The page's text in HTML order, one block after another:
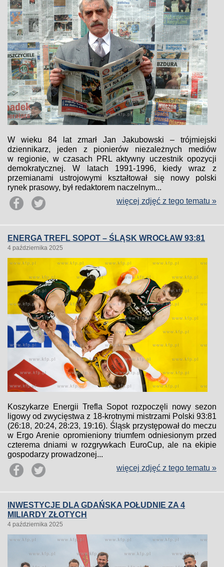
W wieku 84 lat zmarł Jan Jakubowski – trójmiejski
dziennikarz, jeden z pionierów niezależnych mediów
w regionie, w czasach PRL aktywny uczestnik opozycji
demokratycznej. W latach 1991-1996, kiedy wraz z
przemianami ustrojowymi kształtował się nowy polski
rynek prasowy, był redaktorem naczelnym...
więcej zdjęć z tego tematu »
ENERGA TREFL SOPOT – ŚLĄSK WROCŁAW 93:81
4 października 2025
Koszykarze Energii Trefla Sopot rozpoczęli nowy sezon
ligowy od zwycięstwa z 18-krotnymi mistrzami Polski 93:81
(26:18, 20:24, 28:23, 19:16). Śląsk przystępował do meczu
w Ergo Arenie opromieniony triumfem odniesionym przed
czterema dniami w rozgrywkach EuroCup, ale na ekipie
gospodarzy prowadzonej...
więcej zdjęć z tego tematu »
INWESTYCJE DLA GDAŃSKA POŁUDNIE ZA 4
MILIARDY ZŁOTYCH
4 października 2025